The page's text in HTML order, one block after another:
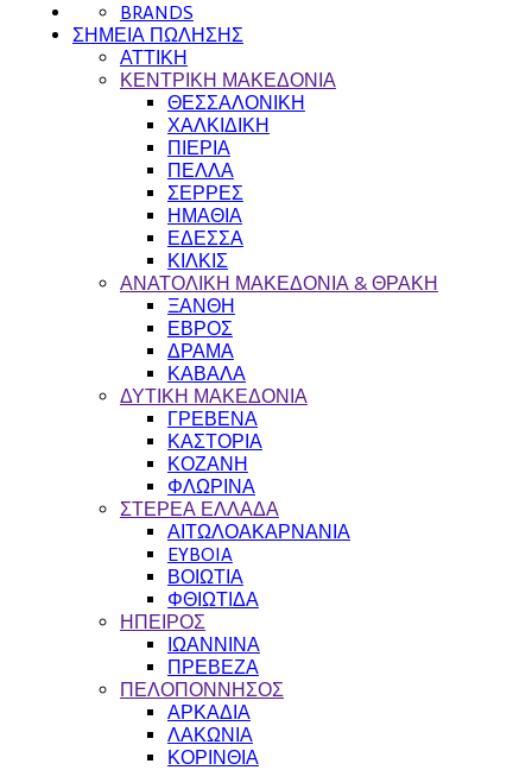
BRANDS
ΣΗΜΕΙΑ ΠΩΛΗΣΗΣ
ΑΤΤΙΚΗ
ΚΕΝΤΡΙΚΗ ΜΑΚΕΔΟΝΙΑ
ΘΕΣΣΑΛΟΝΙΚΗ
ΧΑΛΚΙΔΙΚΗ
ΠΙΕΡΙΑ
ΠΕΛΛΑ
ΣΕΡΡΕΣ
ΗΜΑΘΙΑ
ΕΔΕΣΣΑ
ΚΙΛΚΙΣ
ΑΝΑΤΟΛΙΚΗ ΜΑΚΕΔΟΝΙΑ & ΘΡΑΚΗ
ΞΑΝΘΗ
ΕΒΡΟΣ
ΔΡΑΜΑ
ΚΑΒΑΛΑ
ΔΥΤΙΚΗ ΜΑΚΕΔΟΝΙΑ
ΓΡΕΒΕΝΑ
ΚΑΣΤΟΡΙΑ
ΚΟΖΑΝΗ
ΦΛΩΡΙΝΑ
ΣΤΕΡΕΑ ΕΛΛΑΔΑ
ΑΙΤΩΛΟΑΚΑΡΝΑΝΙΑ
EYBOIA
ΒΟΙΩΤΙΑ
ΦΘΙΩΤΙΔΑ
ΗΠΕΙΡΟΣ
ΙΩΑΝΝΙΝΑ
ΠΡΕΒΕΖΑ
ΠΕΛΟΠΟΝΝΗΣΟΣ
ΑΡΚΑΔΙΑ
ΛΑΚΩΝΙΑ
ΚΟΡΙΝΘΙΑ